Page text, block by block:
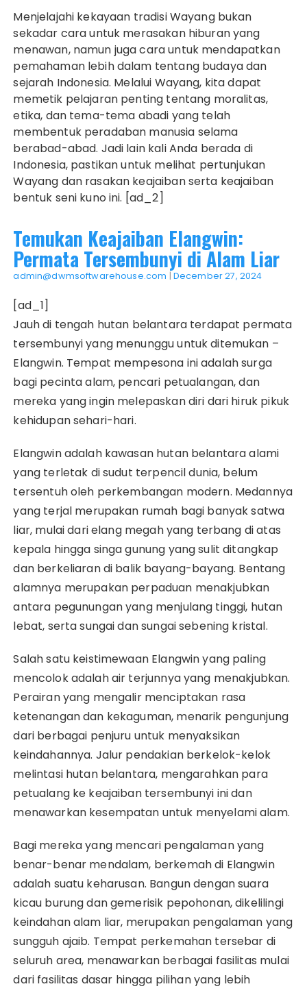
Menjelajahi kekayaan tradisi Wayang bukan
sekadar cara untuk merasakan hiburan yang
menawan, namun juga cara untuk mendapatkan
pemahaman lebih dalam tentang budaya dan
sejarah Indonesia. Melalui Wayang, kita dapat
memetik pelajaran penting tentang moralitas,
etika, dan tema-tema abadi yang telah
membentuk peradaban manusia selama
berabad-abad. Jadi lain kali Anda berada di
Indonesia, pastikan untuk melihat pertunjukan
Wayang dan rasakan keajaiban serta keajaiban
bentuk seni kuno ini. [ad_2]
Temukan Keajaiban Elangwin:
Permata Tersembunyi di Alam Liar
admin@dwmsoftwarehouse.com | December 27, 2024
[ad_1]
Jauh di tengah hutan belantara terdapat permata
tersembunyi yang menunggu untuk ditemukan –
Elangwin. Tempat mempesona ini adalah surga
bagi pecinta alam, pencari petualangan, dan
mereka yang ingin melepaskan diri dari hiruk pikuk
kehidupan sehari-hari.
Elangwin adalah kawasan hutan belantara alami
yang terletak di sudut terpencil dunia, belum
tersentuh oleh perkembangan modern. Medannya
yang terjal merupakan rumah bagi banyak satwa
liar, mulai dari elang megah yang terbang di atas
kepala hingga singa gunung yang sulit ditangkap
dan berkeliaran di balik bayang-bayang. Bentang
alamnya merupakan perpaduan menakjubkan
antara pegunungan yang menjulang tinggi, hutan
lebat, serta sungai dan sungai sebening kristal.
Salah satu keistimewaan Elangwin yang paling
mencolok adalah air terjunnya yang menakjubkan.
Perairan yang mengalir menciptakan rasa
ketenangan dan kekaguman, menarik pengunjung
dari berbagai penjuru untuk menyaksikan
keindahannya. Jalur pendakian berkelok-kelok
melintasi hutan belantara, mengarahkan para
petualang ke keajaiban tersembunyi ini dan
menawarkan kesempatan untuk menyelami alam.
Bagi mereka yang mencari pengalaman yang
benar-benar mendalam, berkemah di Elangwin
adalah suatu keharusan. Bangun dengan suara
kicau burung dan gemerisik pepohonan, dikelilingi
keindahan alam liar, merupakan pengalaman yang
sungguh ajaib. Tempat perkemahan tersebar di
seluruh area, menawarkan berbagai fasilitas mulai
dari fasilitas dasar hingga pilihan yang lebih